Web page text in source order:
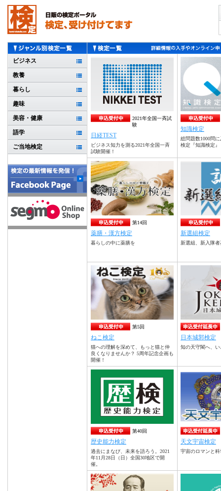
2021年全国一斉試
験
日経TEST
ビジネス知力を測る2021年全国一斉
試験開催！
知識検定
総問題数1000問
検定『知識検定』
第14回
薬膳・漢方検定
暮らしの中に薬膳を
新選組検定
新選組、新入隊者
第5回
ねこ検定
猫への理解を深めて、もっと猫と仲
良くなりませんか？ 5周年記念企画も
開催！
日本城郭検定
知の天守閣へ、い
第40回
歴史能力検定
過去にまなび、未来を語ろう。2021
年11月28日（日）全国30地区で開
催。
天文宇宙検定
宇宙のロマンと
ビジネス
教養
暮らし
趣味
美容・健康
語学
ご当地検定